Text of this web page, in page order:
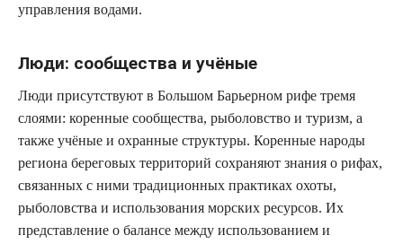
управления водами.
Люди: сообщества и учёные
Люди присутствуют в Большом Барьерном рифе тремя
слоями: коренные сообщества, рыболовство и туризм, а
также учёные и охранные структуры. Коренные народы
региона береговых территорий сохраняют знания о рифах,
связанных с ними традиционных практиках охоты,
рыболовства и использования морских ресурсов. Их
представление о балансе между использованием и